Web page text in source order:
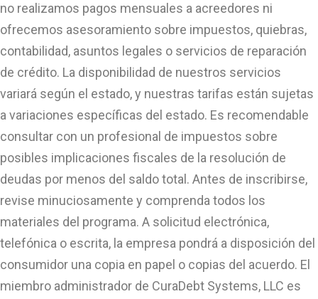
no realizamos pagos mensuales a acreedores ni
ofrecemos asesoramiento sobre impuestos, quiebras,
contabilidad, asuntos legales o servicios de reparación
de crédito. La disponibilidad de nuestros servicios
variará según el estado, y nuestras tarifas están sujetas
a variaciones específicas del estado. Es recomendable
consultar con un profesional de impuestos sobre
posibles implicaciones fiscales de la resolución de
deudas por menos del saldo total. Antes de inscribirse,
revise minuciosamente y comprenda todos los
materiales del programa. A solicitud electrónica,
telefónica o escrita, la empresa pondrá a disposición del
consumidor una copia en papel o copias del acuerdo. El
miembro administrador de CuraDebt Systems, LLC es